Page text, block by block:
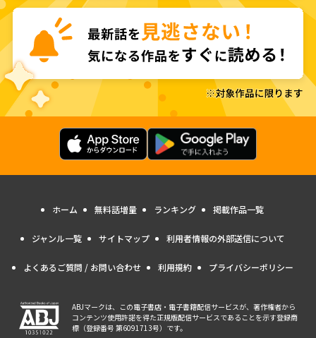
ホーム 無料話増量 ランキング 掲載作品一覧
ジャンル一覧 サイトマップ 利用者情報の外部送信について
よくあるご質問 / お問い合わせ 利用規約 プライバシーポリシー
ABJマークは、この電子書店・電子書籍配信サービスが、著作権者から
コンテンツ使用許諾を得た正規版配信サービスであることを示す登録商
標（登録番号 第6091713号）です。